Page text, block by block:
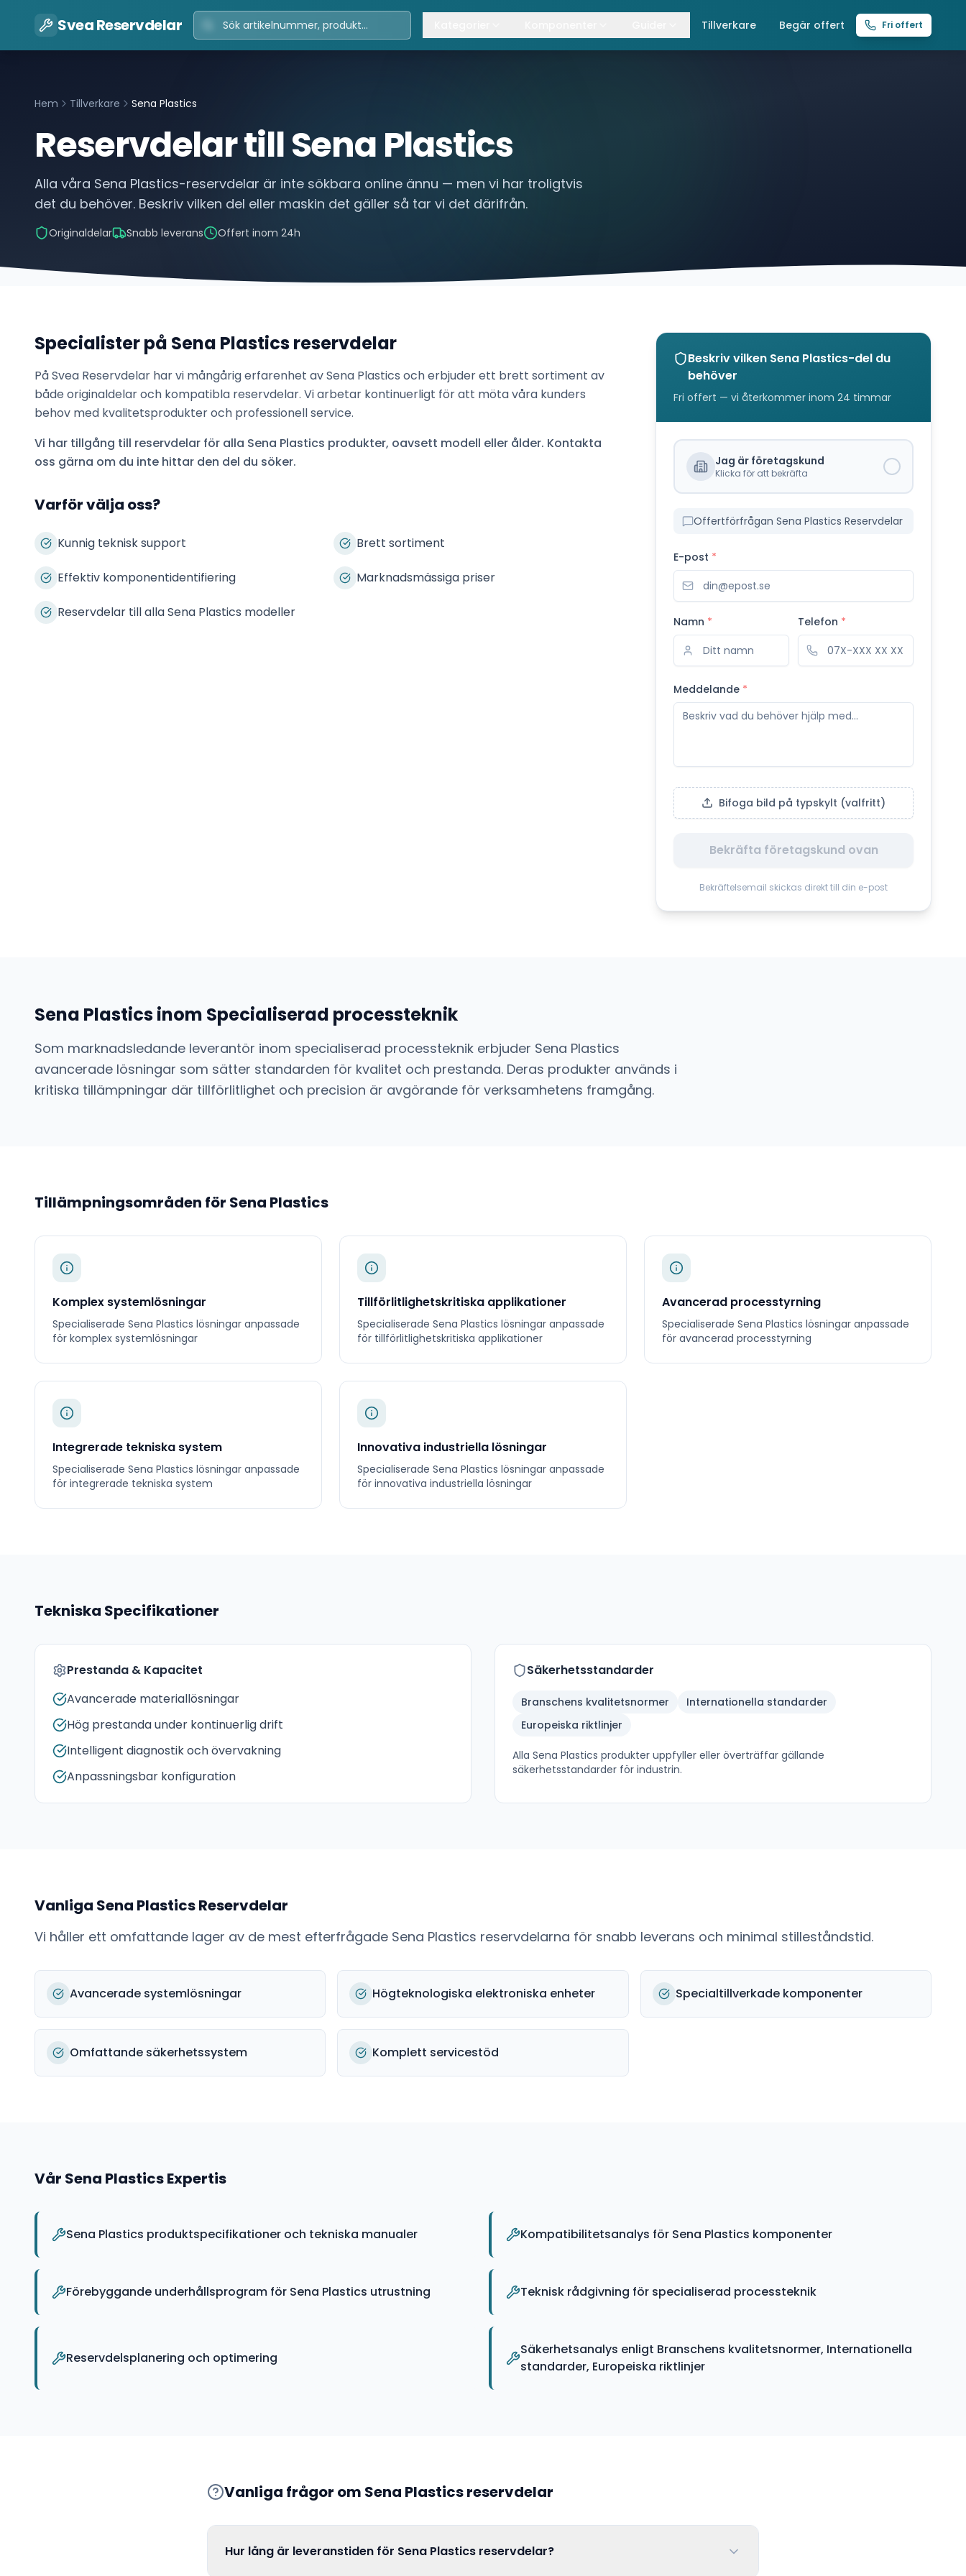
Svea Reservdelar
Industriportar
Truckar
Tillverkare Begär offert Fri offert
Hem Tillverkare Sena Plastics
Reservdelar tillSena Plastics
Alla våra Sena Plastics-reservdelar är inte sökbara online ännu — men vi har troligtvis
det du behöver. Beskriv vilken del eller maskin det gäller så tar vi det därifrån.
Originaldelar Snabb leverans Offert inom 24h
Specialister på Sena Plasticsreservdelar
På Svea Reservdelar har vi mångårig erfarenhet avSena Plastics och erbjuder ett brett sortiment av
både originaldelar och kompatibla reservdelar. Vi arbetar kontinuerligt för att möta våra kunders
behov med kvalitetsprodukter och professionell service.
Vi har tillgång till reservdelar för alla Sena Plastics produkter, oavsett modell eller ålder. Kontakta
oss gärna om du inte hittar den del du söker.
Varför välja oss?
Kunnig teknisk support Brett sortiment
Effektiv komponentidentifiering Marknadsmässiga priser
Reservdelar till alla Sena Plastics modeller
Beskriv vilken Sena Plastics-del du
behöver
Fri offert — vi återkommer inom 24 timmar
Jag är företagskund
Klicka för att bekräfta
Offertförfrågan Sena Plastics Reservdelar
E-post *
Namn * Telefon *
Meddelande *
Bifoga bild på typskylt (valfritt)
Bekräfta företagskund ovan
Bekräftelsemail skickas direkt till din e-post
Sena Plasticsinom Specialiserad processteknik
Som marknadsledande leverantör inom specialiserad processteknik erbjuder Sena Plastics
avancerade lösningar som sätter standarden för kvalitet och prestanda. Deras produkter används i
kritiska tillämpningar där tillförlitlighet och precision är avgörande för verksamhetens framgång.
Tillämpningsområden för Sena Plastics
Komplex systemlösningar
Specialiserade Sena Plastics lösningar anpassade
för komplex systemlösningar
Tillförlitlighetskritiska applikationer
Specialiserade Sena Plastics lösningar anpassade
för tillförlitlighetskritiska applikationer
Avancerad processtyrning
Specialiserade Sena Plastics lösningar anpassade
för avancerad processtyrning
Integrerade tekniska system
Specialiserade Sena Plastics lösningar anpassade
för integrerade tekniska system
Innovativa industriella lösningar
Specialiserade Sena Plastics lösningar anpassade
för innovativa industriella lösningar
Tekniska Specifikationer
Prestanda & Kapacitet
Avancerade materiallösningar
Hög prestanda under kontinuerlig drift
Intelligent diagnostik och övervakning
Anpassningsbar konfiguration
Säkerhetsstandarder
Branschens kvalitetsnormer
Internationella standarder
Europeiska riktlinjer
Alla Sena Plastics produkter uppfyller eller överträffar gällande
säkerhetsstandarder för industrin.
Vanliga Sena PlasticsReservdelar
Vi håller ett omfattande lager av de mest efterfrågade Sena Plastics reservdelarna för snabb leverans och minimal stilleståndstid.
Avancerade systemlösningar Högteknologiska elektroniska enheter Specialtillverkade komponenter
Omfattande säkerhetssystem Komplett servicestöd
Vår Sena PlasticsExpertis
Sena Plastics produktspecifikationer och tekniska manualer Kompatibilitetsanalys för Sena Plastics komponenter
Förebyggande underhållsprogram för Sena Plastics utrustning Teknisk rådgivning för specialiserad processteknik
Reservdelsplanering och optimering
Säkerhetsanalys enligt Branschens kvalitetsnormer, Internationella
standarder, Europeiska riktlinjer
Vanliga frågor om Sena Plasticsreservdelar
Hur lång är leveranstiden för Sena Plastics reservdelar?